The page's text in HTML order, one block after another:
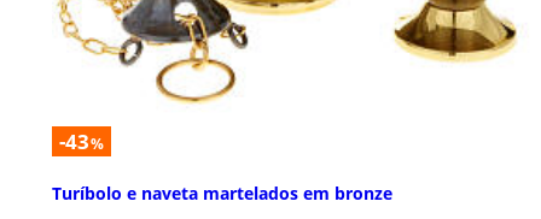
-43%
Turíbolo e naveta martelados em bronze